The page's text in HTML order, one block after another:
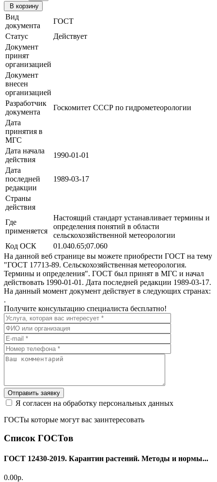
В корзину
Вид
документа
ГОСТ
Статус
Действует
Документ
принят
организацией
Документ
внесен
организацией
Разработчик
документа
Госкомитет СССР по гидрометеорологии
Дата
принятия в
МГС
Дата начала
действия
1990-01-01
Дата
последней
редакции
1989-03-17
Страны
действия
Где
применяется
Настоящий стандарт устанавливает термины и
определения понятий в области
сельскохозяйственной метеорологии
Код ОСК
01.040.65;07.060
На данной веб странице вы можете приобрести ГОСТ на тему
"ГОСТ 17713-89. Сельскохозяйственная метеорология.
Термины и определения". ГОСТ был принят в МГС и начал
действовать 1990-01-01. Дата последней редакции 1989-03-17.
На данный момент документ действует в следующих странах:
.
Получите консультацию специалиста бесплатно!
Отправить заявку
Я согласен на обработку персональных данных
ГОСТы которые могут вас заинтересовать
Список ГОСТов
ГОСТ 12430-2019. Карантин растений. Методы и нормы...
0.00р.